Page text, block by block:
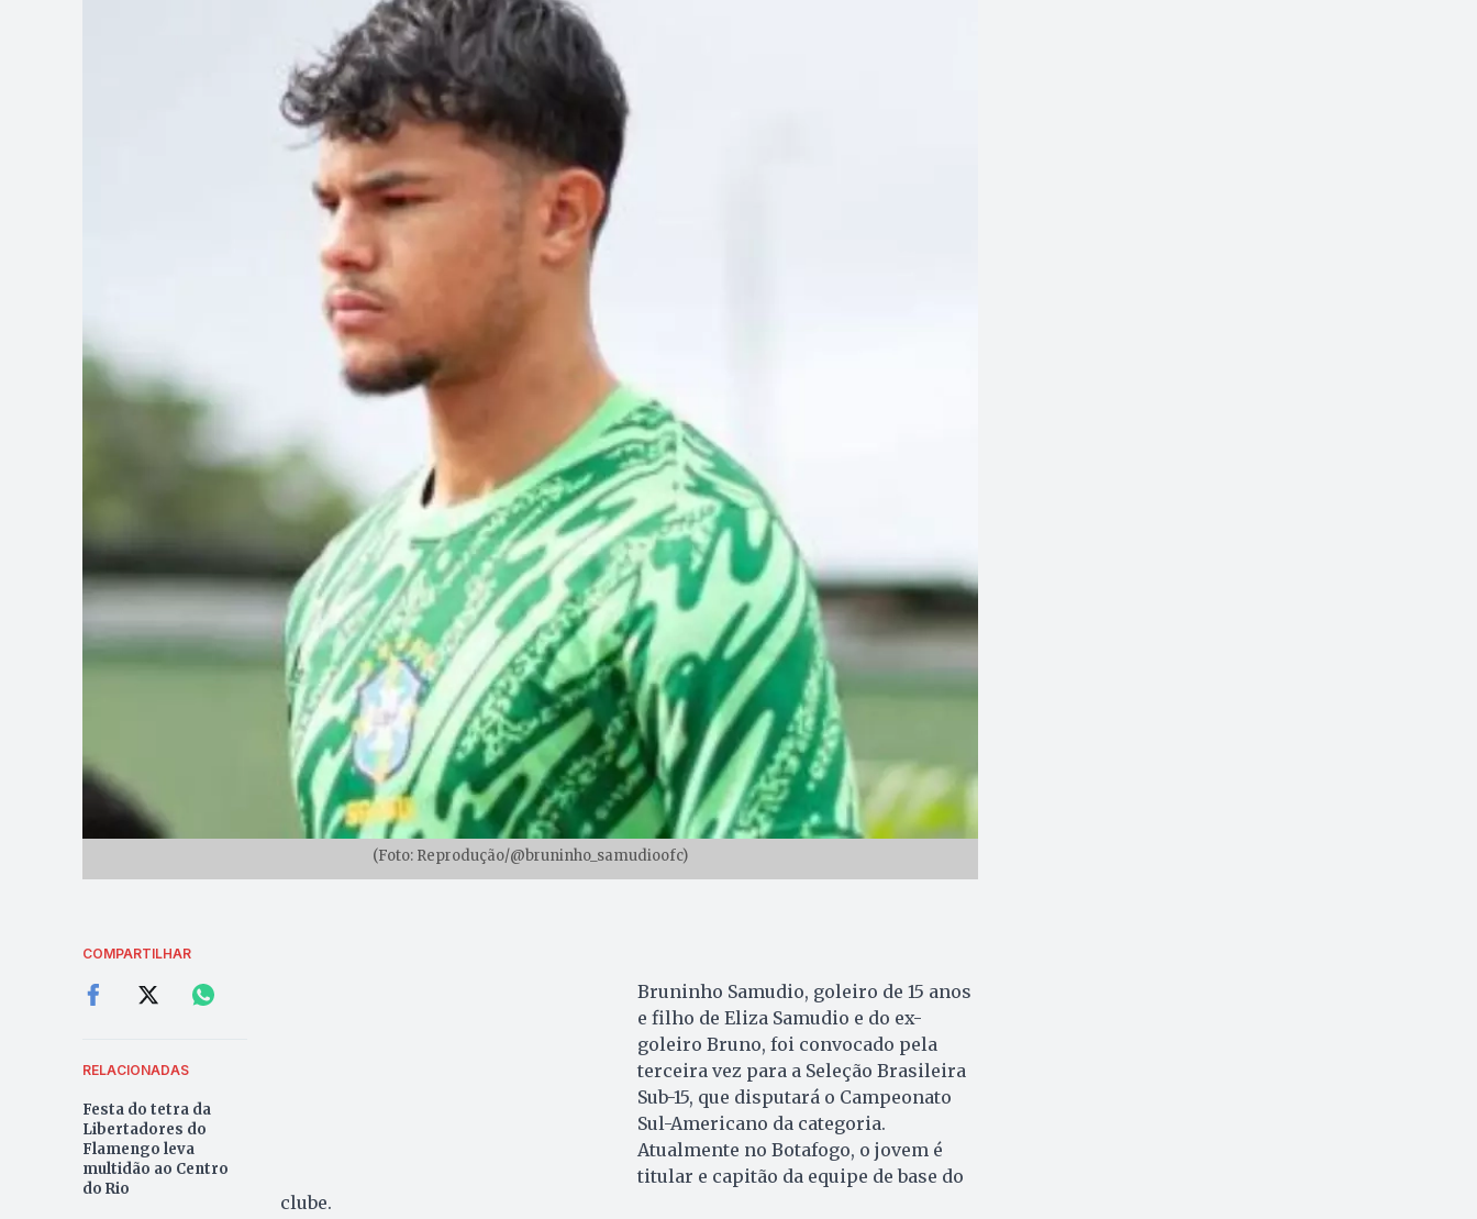
(Foto: Reprodução/@bruninho_samudioofc)
COMPARTILHAR
RELACIONADAS
Festa do tetra da
Libertadores do
Flamengo leva
multidão ao Centro
do Rio
Bruninho Samudio, goleiro de 15 anos
e filho de Eliza Samudio e do ex-
goleiro Bruno, foi convocado pela
terceira vez para a Seleção Brasileira
Sub-15, que disputará o Campeonato
Sul-Americano da categoria.
Atualmente no Botafogo, o jovem é
titular e capitão da equipe de base do
clube.